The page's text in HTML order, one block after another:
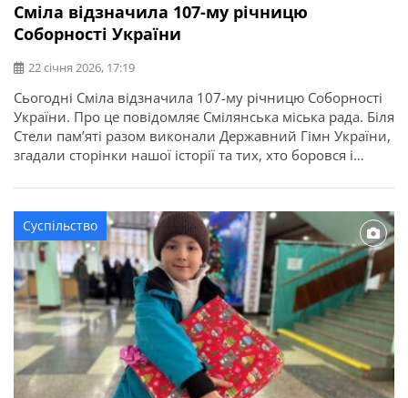
Сміла відзначила 107-му річницю
Соборності України
22 січня 2026, 17:19
Сьогодні Сміла відзначила 107-му річницю Соборності
України. Про це повідомляє Смілянська міська рада. Біля
Стели пам’яті разом виконали Державний Гімн України,
згадали сторінки нашої історії та тих, хто боровся і
об’єдналися у спільній молитві. Хвилиною мовчання
вшанували всіх, хто віддав життя за Україну — від часів
козаччини й […]
Суспільство